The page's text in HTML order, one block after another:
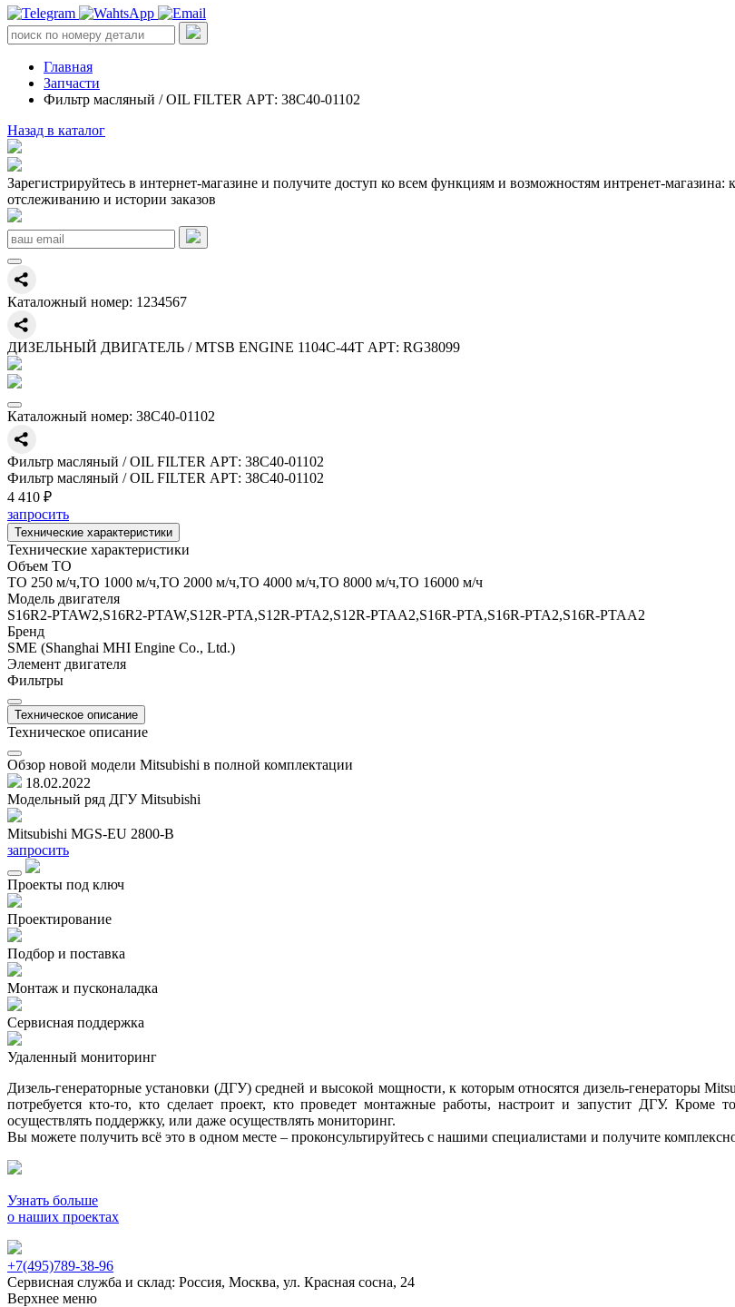
Главная
Запчасти
Фильтр масляный / OIL FILTER АРТ: 38C40-01102
Назад в каталог
Зарегистрируйтесь в интернет-магазине и получите доступ ко всем функциям и возможностям интренет-
отслеживанию и истории заказов
Каталожный номер: 1234567
ДИЗЕЛЬНЫЙ ДВИГАТЕЛЬ / MTSB ENGINE 1104C-44T АРТ: RG38099
Каталожный номер: 38C40-01102
Фильтр масляный / OIL FILTER АРТ: 38C40-01102
Фильтр масляный / OIL FILTER АРТ: 38C40-01102
4 410 ₽
запросить
Технические характеристики
Технические характеристики
Объем ТО
ТО 250 м/ч,ТО 1000 м/ч,ТО 2000 м/ч,ТО 4000 м/ч,ТО 8000 м/ч,ТО 16000 м/ч
Модель двигателя
S16R2-PTAW2,S16R2-PTAW,S12R-PTA,S12R-PTA2,S12R-PTAА2,S16R-PTA,S16R-PTA2,S16R-PTAA2
Бренд
SME (Shanghai MHI Engine Co., Ltd.)
Элемент двигателя
Фильтры
Техническое описание
Техническое описание
Обзор новой модели Mitsubishi в полной комплектации
18.02.2022
Модельный ряд ДГУ Mitsubishi
Mitsubishi MGS-EU 2800-B
запросить
Проекты под ключ
Проектирование
Подбор и поставка
Монтаж и пусконаладка
Сервисная поддержка
Удаленный мониторинг
Дизель-генераторные установки (ДГУ) средней и высокой мощности, к которым относятся дизель-генераторы
потребуется кто-то, кто сделает проект, кто проведет монтажные работы, настроит и запустит ДГУ. Кроме
осуществлять поддержку, или даже осуществлять мониторинг.
Вы можете получить всё это в одном месте – проконсультируйтесь с нашими специалистами и получите
Узнать больше
о наших проектах
+7(495)789-38-96
Сервисная служба и склад: Россия, Москва, ул. Красная сосна, 24
Верхнее меню